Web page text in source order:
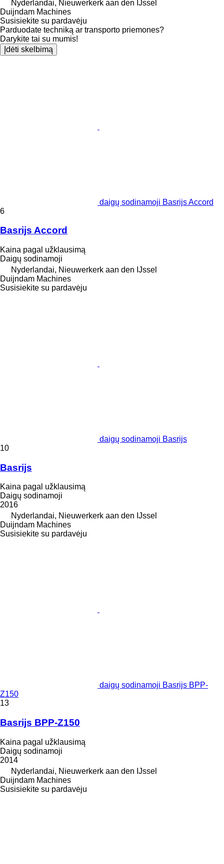
Nyderlandai, Nieuwerkerk aan den IJssel
Duijndam Machines
Susisiekite su pardavėju
Parduodate techniką ar transporto priemones?
Darykite tai su mumis!
Įdėti skelbimą
daigų sodinamoji Basrijs Accord
6
Basrijs Accord
Kaina pagal užklausimą
Daigų sodinamoji
Nyderlandai, Nieuwerkerk aan den IJssel
Duijndam Machines
Susisiekite su pardavėju
daigų sodinamoji Basrijs
10
Basrijs
Kaina pagal užklausimą
Daigų sodinamoji
2016
Nyderlandai, Nieuwerkerk aan den IJssel
Duijndam Machines
Susisiekite su pardavėju
daigų sodinamoji Basrijs BPP-
Z150
13
Basrijs BPP-Z150
Kaina pagal užklausimą
Daigų sodinamoji
2014
Nyderlandai, Nieuwerkerk aan den IJssel
Duijndam Machines
Susisiekite su pardavėju